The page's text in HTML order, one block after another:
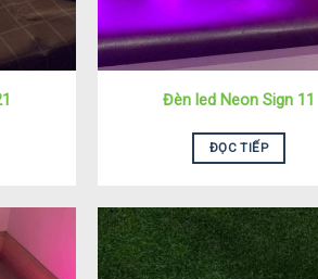
Đèn led Neon Sign 11
ĐỌC TIẾP